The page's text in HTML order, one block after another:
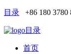
目录 +86 180 3780
目录
首页